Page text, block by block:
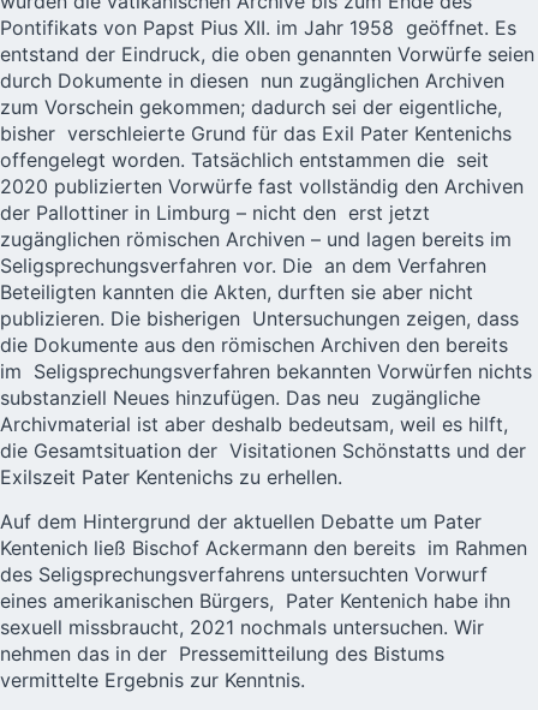
Pontifikats von Papst Pius XII. im Jahr 1958 geöffnet. Es
entstand der Eindruck, die oben genannten Vorwürfe seien
durch Dokumente in diesen nun zugänglichen Archiven
zum Vorschein gekommen; dadurch sei der eigentliche,
bisher verschleierte Grund für das Exil Pater Kentenichs
offengelegt worden. Tatsächlich entstammen die seit
2020 publizierten Vorwürfe fast vollständig den Archiven
der Pallottiner in Limburg – nicht den erst jetzt
zugänglichen römischen Archiven – und lagen bereits im
Seligsprechungsverfahren vor. Die an dem Verfahren
Beteiligten kannten die Akten, durften sie aber nicht
publizieren. Die bisherigen Untersuchungen zeigen, dass
die Dokumente aus den römischen Archiven den bereits
im Seligsprechungsverfahren bekannten Vorwürfen nichts
substanziell Neues hinzufügen. Das neu zugängliche
Archivmaterial ist aber deshalb bedeutsam, weil es hilft,
die Gesamtsituation der Visitationen Schönstatts und der
Exilszeit Pater Kentenichs zu erhellen.
Auf dem Hintergrund der aktuellen Debatte um Pater
Kentenich ließ Bischof Ackermann den bereits im Rahmen
des Seligsprechungsverfahrens untersuchten Vorwurf
eines amerikanischen Bürgers, Pater Kentenich habe ihn
sexuell missbraucht, 2021 nochmals untersuchen. Wir
nehmen das in der Pressemitteilung des Bistums
vermittelte Ergebnis zur Kenntnis.